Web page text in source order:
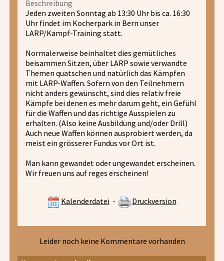
Beschreibung
Jeden zweiten Sonntag ab 13:30 Uhr bis ca. 16:30
Uhr findet im Kocherpark in Bern unser
LARP/Kampf-Training statt.
Normalerweise beinhaltet dies gemütliches
beisammen Sitzen, über LARP sowie verwandte
Themen quatschen und natürlich das Kämpfen
mit LARP-Waffen. Sofern von den Teilnehmern
nicht anders gewünscht, sind dies relativ freie
Kämpfe bei denen es mehr darum geht, ein Gefühl
für die Waffen und das richtige Ausspielen zu
erhalten. (Also keine Ausbildung und/oder Drill)
Auch neue Waffen können ausprobiert werden, da
meist ein grösserer Fundus vor Ort ist.
Man kann gewandet oder ungewandet erscheinen.
Wir freuen uns auf reges erscheinen!
Kalenderdatei- Druckversion
Leider noch keine Kommentare vorhanden